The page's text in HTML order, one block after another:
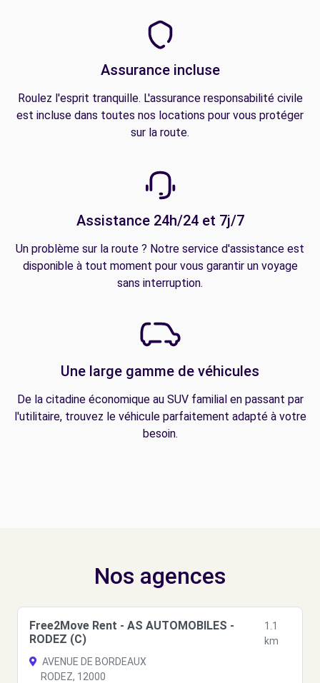
Assurance incluse
Roulez l'esprit tranquille. L'assurance responsabilité civile
est incluse dans toutes nos locations pour vous protéger
sur la route.
Assistance 24h/24 et 7j/7
Un problème sur la route ? Notre service d'assistance est
disponible à tout moment pour vous garantir un voyage
sans interruption.
Une large gamme de véhicules
De la citadine économique au SUV familial en passant par
l'utilitaire, trouvez le véhicule parfaitement adapté à votre
besoin.
Nos agences
Free2Move Rent - AS AUTOMOBILES -
RODEZ (C)
1.1
km
AVENUE DE BORDEAUX
RODEZ, 12000